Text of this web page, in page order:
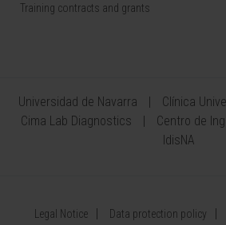
Training contracts and grants
Universidad de Navarra
Clínica
Cima Lab Diagnostics
Centro de
IdisNA
Legal Notice Data protection policy